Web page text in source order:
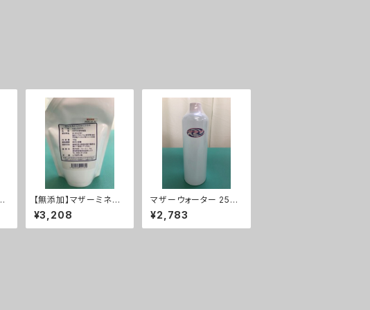
【無添加】マザーミネラ
ル 婦人科疾患の方に
人気
¥3,208
マザーウォーター 250
ml
¥2,783